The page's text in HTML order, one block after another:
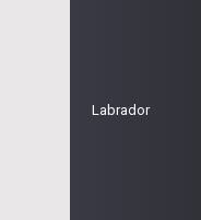
Labrador